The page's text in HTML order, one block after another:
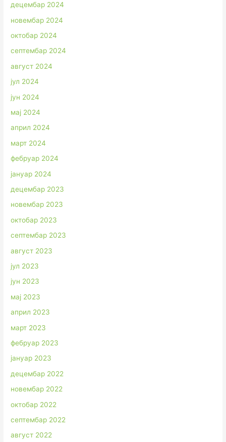
децембар 2024
новембар 2024
октобар 2024
септембар 2024
август 2024
јул 2024
јун 2024
мај 2024
април 2024
март 2024
фебруар 2024
јануар 2024
децембар 2023
новембар 2023
октобар 2023
септембар 2023
август 2023
јул 2023
јун 2023
мај 2023
април 2023
март 2023
фебруар 2023
јануар 2023
децембар 2022
новембар 2022
октобар 2022
септембар 2022
август 2022